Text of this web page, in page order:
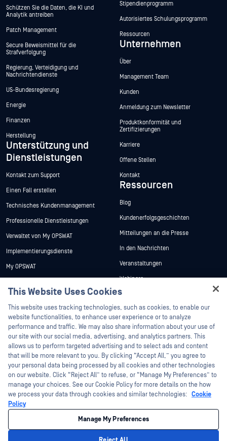
Schützen Sie die Daten, die KI und
Analytik antreiben
Patch Management
Secure Beweismittel für die
Strafverfolgung
Regierung, Verteidigung und
Nachrichtendienste
US-Bundesregierung
Energie
Finanzen
Herstellung
Unterstützung und
Dienstleistungen
Kontakt zum Support
Einen Fall erstellen
Technisches Kundenmanagement
Professionelle Dienstleistungen
Verwaltet von My OPSWAT
Implementierungsdienste
My OPSWAT
Programm zur Behebung von
Sicherheitslücken
Partner
Zertifizierung
Technologie-Partner
Partner Programm
Stipendienprogramm
Autorisiertes Schulungsprogramm
Ressourcen
Unternehmen
Über
Management Team
Kunden
Anmeldung zum Newsletter
Produktkonformität und
Zertifizierungen
Karriere
Offene Stellen
Kontakt
Ressourcen
Blog
Kundenerfolgsgeschichten
Mitteilungen an die Presse
In den Nachrichten
Veranstaltungen
Webinare
Datenblätter
Weiße Papiere
Kostenlose Tools
©2026 OPSWAT . Alle Rechte vorbehalten. OPSWAT, MetaDefender, Metascan,
MetaAccess, das OPSWAT , Trust no File. Trust No Device., OPSWAT , Protecting the
World's Critical Infrastructure, Deep CDR™ Technology, InQuest, das InQuest-Logo,
DFI, RetroHunt, Deep File Inspection und Join the Hunt sind Marken von OPSWAT .
Marken von Drittanbietern sind Eigentum ihrer jeweiligen Inhaber.
Cookie-Präferenzen verwalten
This Website Uses Cookies
This website uses tracking technologies, such as cookies, to enable our
website functionalities, to enhance user experience or to analyze
performance and traffic. We may also share information about your use of
our site with our social media, advertising, and analytics partners. This
allows us to perform targeted advertising and to select ads and content
that will be more relevant to you. By clicking “Accept All,” you agree to
your personal data being processed by all cookies and other technologies
on our website. Click “Reject All” to refuse, or “Manage My Preferences” to
manage your choices. See our Cookie Policy for more details on the how
we process your data through cookies and similar technologies: Cookie
Policy
Manage My Preferences
Hey there!
I'm Ozzy, your OPSWAT virtual assistant.
How can I help you secure what's critical
today?